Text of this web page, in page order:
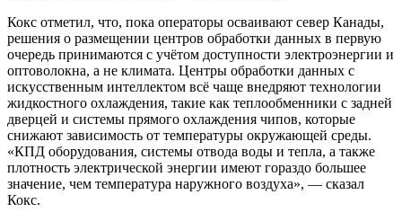
Кокс отметил, что, пока операторы осваивают север Канады,
решения о размещении центров обработки данных в первую
очередь принимаются с учётом доступности электроэнергии и
оптоволокна, а не климата. Центры обработки данных с
искусственным интеллектом всё чаще внедряют технологии
жидкостного охлаждения, такие как теплообменники с задней
дверцей и системы прямого охлаждения чипов, которые
снижают зависимость от температуры окружающей среды.
«КПД оборудования, системы отвода воды и тепла, а также
плотность электрической энергии имеют гораздо большее
значение, чем температура наружного воздуха», — сказал
Кокс.